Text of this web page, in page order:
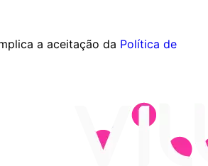
a aceitação da Política de